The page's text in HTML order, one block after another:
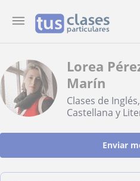
Lorea
Marín
Clases de
Castellana y
Enviar